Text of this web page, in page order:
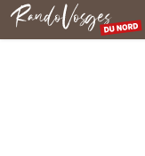
Rando Vosges du Nord